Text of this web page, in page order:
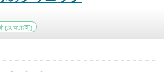
(スマホ可)